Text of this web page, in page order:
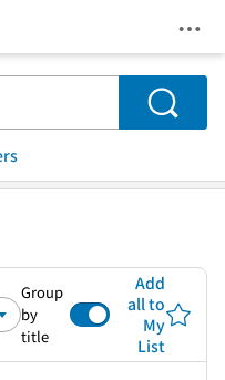
Search
Group
by
title
Add
all to
My
List